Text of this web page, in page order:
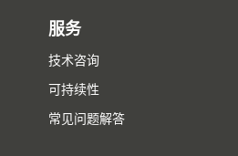
服务
技术咨询
可持续性
常见问题解答